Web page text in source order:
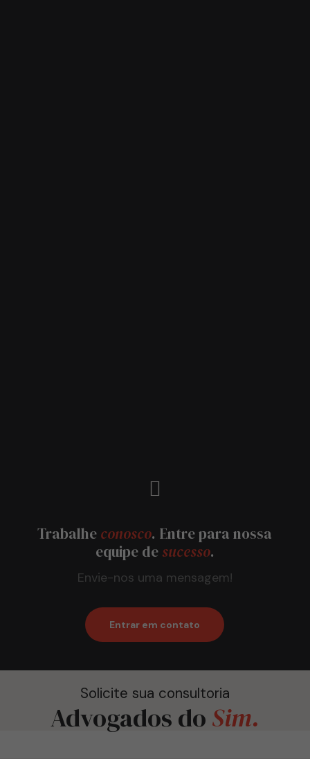
Trabalhe conosco. Entre para nossa
equipe de sucesso.
Envie-nos uma mensagem!
Entrar em contato
Solicite sua consultoria
Advogados do Sim.